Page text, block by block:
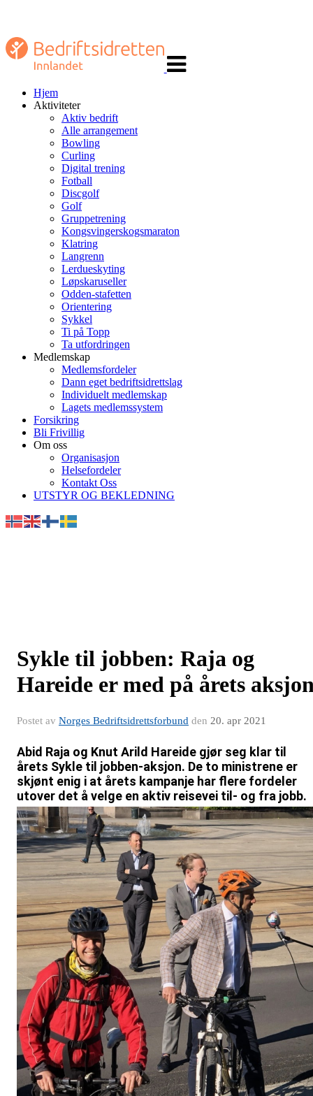
navigasjon
Hjem
Aktiviteter
Aktiv bedrift
Alle arrangement
Bowling
Curling
Digital trening
Fotball
Discgolf
Golf
Gruppetrening
Kongsvingerskogsmaraton
Klatring
Langrenn
Lerdueskyting
Løpskaruseller
Odden-stafetten
Orientering
Sykkel
Ti på Topp
Ta utfordringen
Medlemskap
Medlemsfordeler
Dann eget bedriftsidrettslag
Individuelt medlemskap
Lagets medlemssystem
Forsikring
Bli Frivillig
Om oss
Organisasjon
Helsefordeler
Kontakt Oss
UTSTYR OG BEKLEDNING
Sykle til jobben: Raja og
Hareide er med på årets
Postet av Norges Bedriftsidrettsforbund den 20. apr 2021
Abid Raja og Knut Arild Hareide gjør seg klar til
årets Sykle til jobben-aksjon. De to ministrene er
skjønt enig i at årets kampanje har flere fordeler
utover det å velge en aktiv reisevei til- og fra jobb.